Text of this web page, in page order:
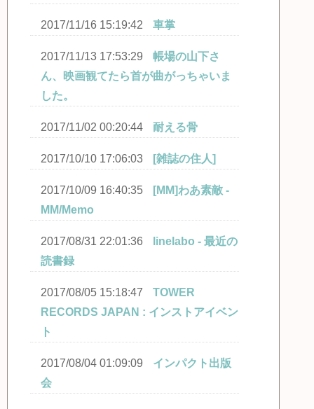
2017/11/16 15:19:42 車掌
2017/11/13 17:53:29
帳場の山下さ
ん、映画観てたら首が曲がっちゃいま
した。
2017/11/02 00:20:44 耐える骨
2017/10/10 17:06:03 [雑誌の住人]
2017/10/09 16:40:35
[MM]わあ素敵 -
MM/Memo
2017/08/31 22:01:36
linelabo - 最近の
読書録
2017/08/05 15:18:47
TOWER
RECORDS JAPAN : インストアイベン
ト
2017/08/04 01:09:09
インパクト出版
会